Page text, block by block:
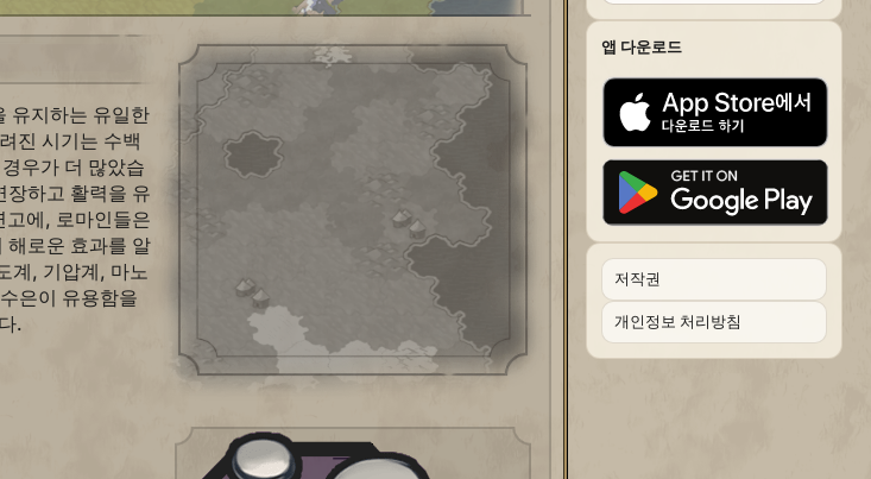
유지하는 유일한
진 시기는 수백
우가 더 많았습
장하고 활력을 유
고에, 로마인들은
해로운 효과를 알
계, 기압계, 마노
은이 유용함을
.
특성
앱 다운로드
저작권
개인정보 처리방침